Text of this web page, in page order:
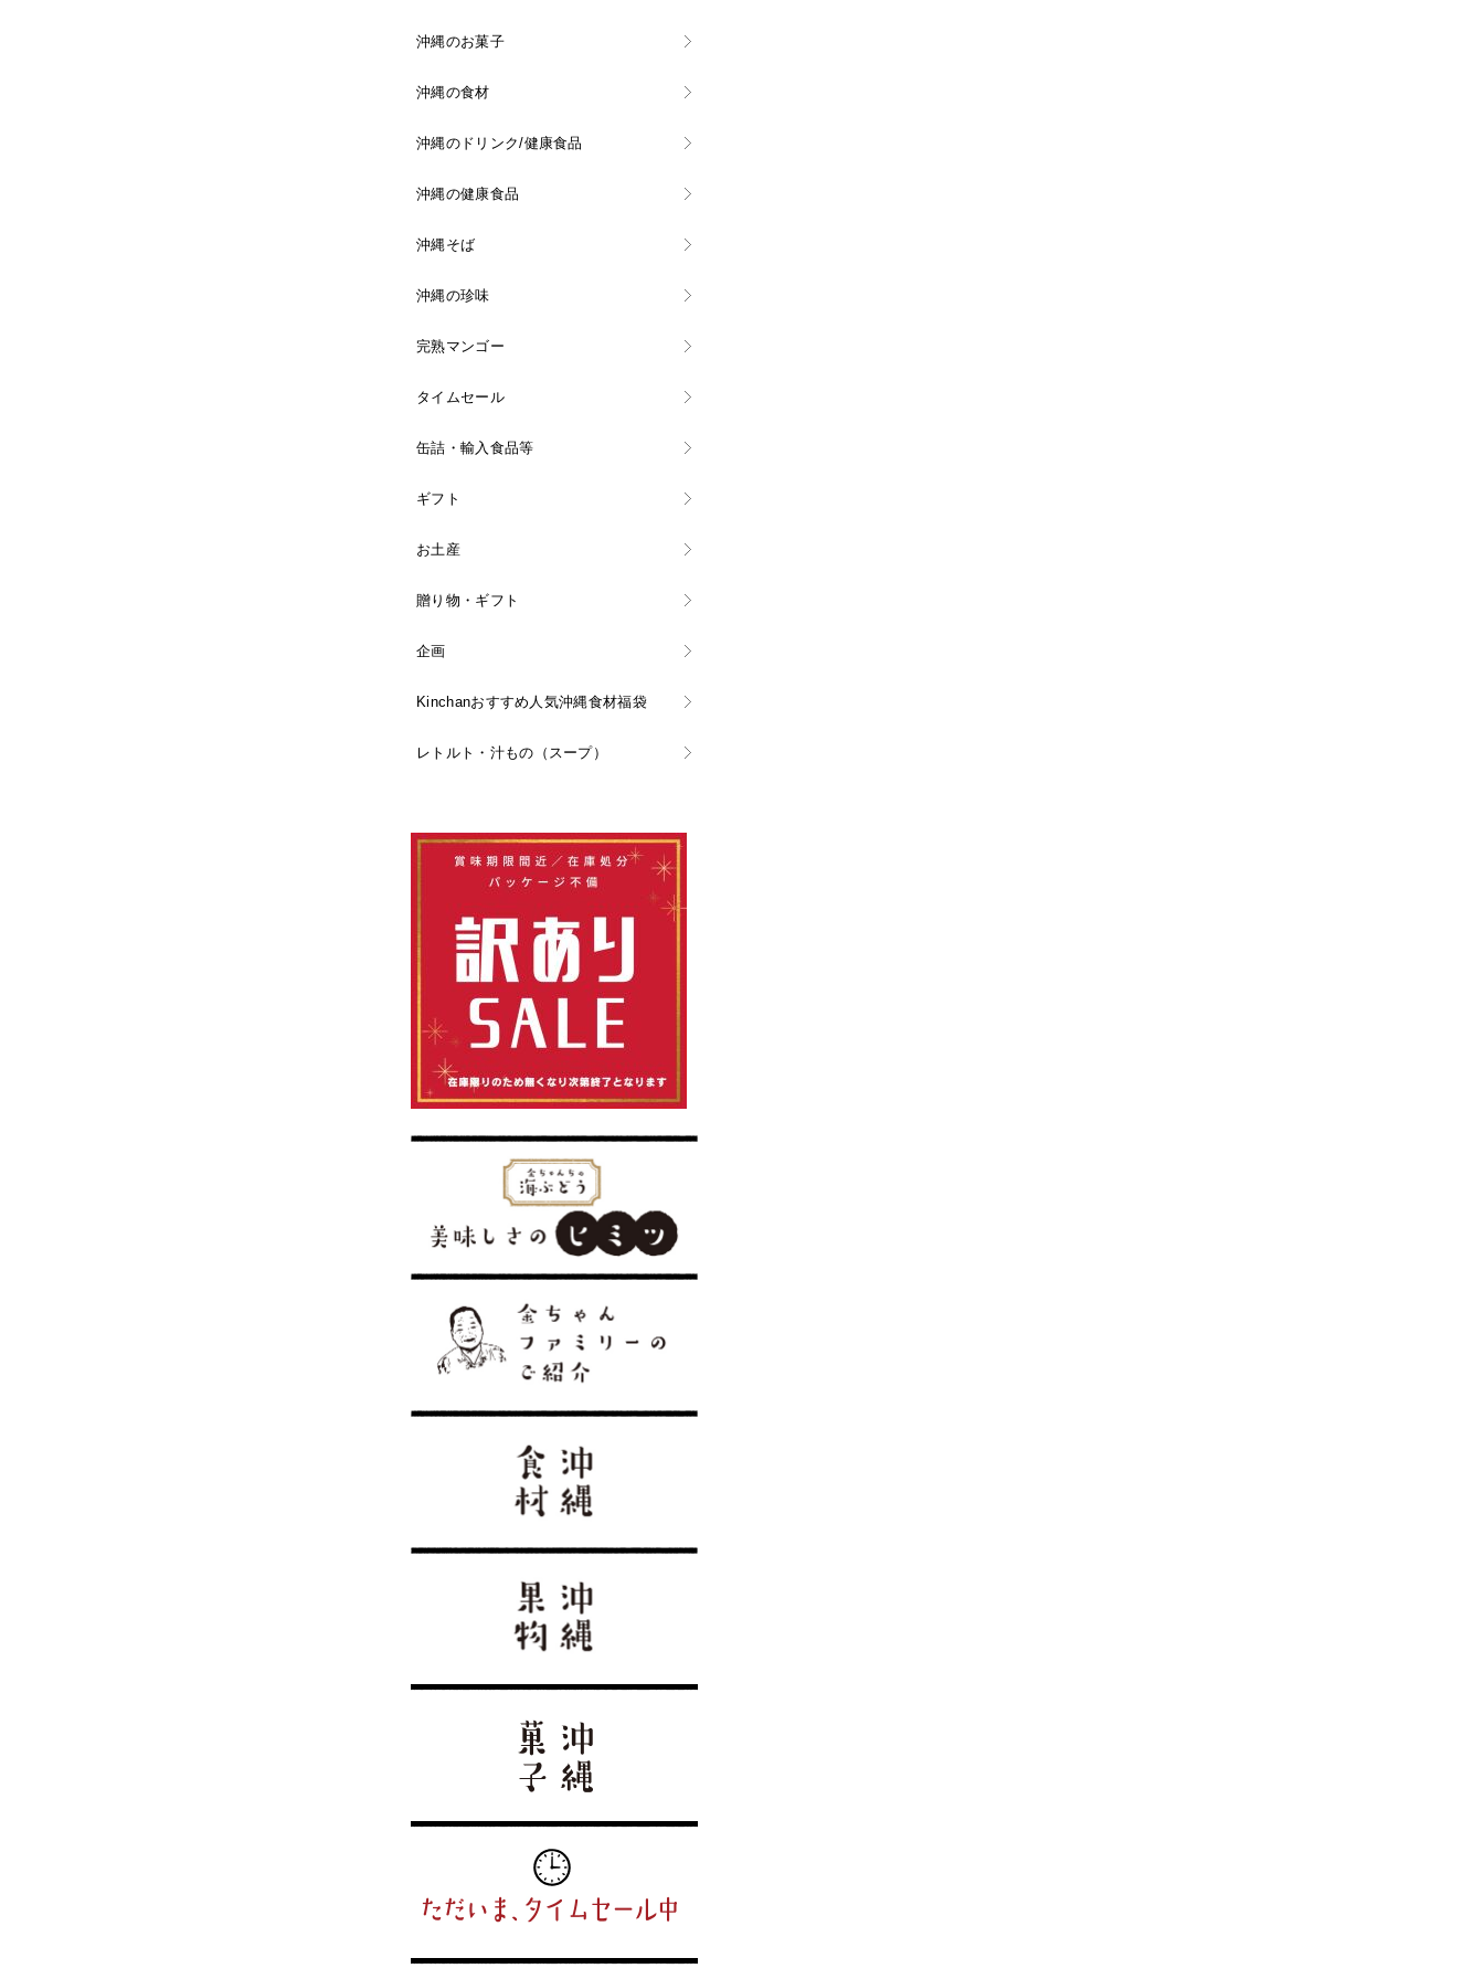
沖縄のお菓子
沖縄の食材
沖縄のドリンク/健康食品
沖縄の健康食品
沖縄そば
沖縄の珍味
完熟マンゴー
タイムセール
缶詰・輸入食品等
ギフト
お土産
贈り物・ギフト
企画
Kinchanおすすめ人気沖縄食材福袋
レトルト・汁もの（スープ）